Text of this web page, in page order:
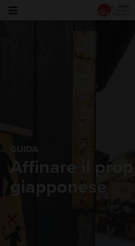
GUIDA
Affinare il
giapponese